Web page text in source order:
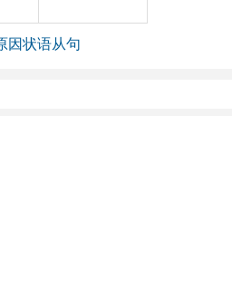
因状语从句